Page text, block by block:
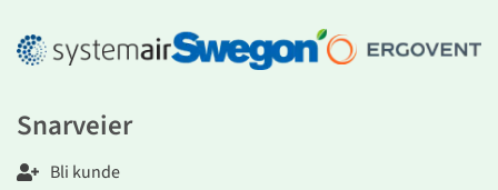
Snarveier
Bli kunde